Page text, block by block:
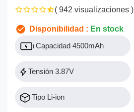
( 942 visualizaciones )
Disponibilidad : En stock
Capacidad 4500mAh
Tensión 3.87V
Tipo Li-ion